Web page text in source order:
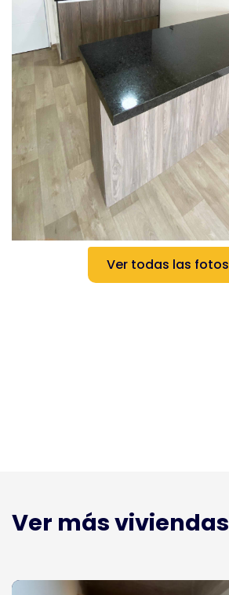
Ver todas las fotos
Ver más viviendas